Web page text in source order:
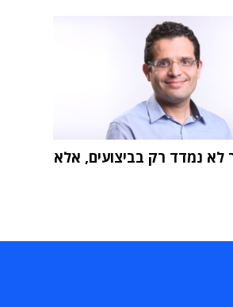
לא נמדד רק בביצועים, אלא